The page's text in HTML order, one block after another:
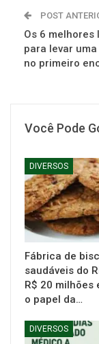
POST
Os 6 melhores
para levar
no primeiro
Você Pode
DIVERSOS
Fábrica de
saudáveis do
R$ 20 milhões
o papel da…
DIVERSOS